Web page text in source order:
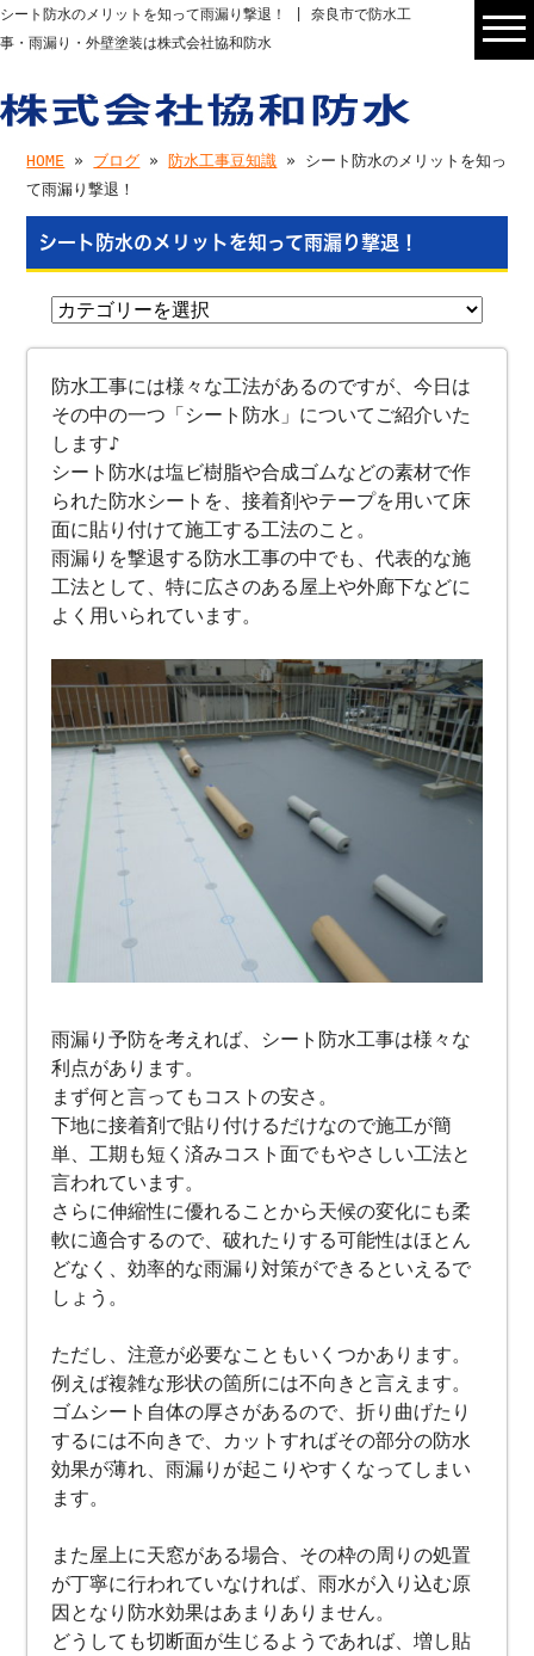
シート防水のメリットを知って雨漏り撃退！ | 奈良市で防水工
事・雨漏り・外壁塗装は株式会社協和防水
HOME » ブログ » 防水工事豆知識 » シート防水のメリットを知っ
て雨漏り撃退！
シート防水のメリットを知って雨漏り撃退！
防水工事には様々な工法があるのですが、今日は
その中の一つ「シート防水」についてご紹介いた
します♪
シート防水は塩ビ樹脂や合成ゴムなどの素材で作
られた防水シートを、接着剤やテープを用いて床
面に貼り付けて施工する工法のこと。
雨漏りを撃退する防水工事の中でも、代表的な施
工法として、特に広さのある屋上や外廊下などに
よく用いられています。
雨漏り予防を考えれば、シート防水工事は様々な
利点があります。
まず何と言ってもコストの安さ。
下地に接着剤で貼り付けるだけなので施工が簡
単、工期も短く済みコスト面でもやさしい工法と
言われています。
さらに伸縮性に優れることから天候の変化にも柔
軟に適合するので、破れたりする可能性はほとん
どなく、効率的な雨漏り対策ができるといえるで
しょう。
ただし、注意が必要なこともいくつかあります。
例えば複雑な形状の箇所には不向きと言えます。
ゴムシート自体の厚さがあるので、折り曲げたり
するには不向きで、カットすればその部分の防水
効果が薄れ、雨漏りが起こりやすくなってしまい
ます。
また屋上に天窓がある場合、その枠の周りの処置
が丁寧に行われていなければ、雨水が入り込む原
因となり防水効果はあまりありません。
どうしても切断面が生じるようであれば、増し貼